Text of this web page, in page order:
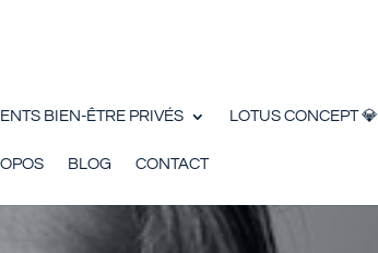
BIEN-ÊTRE PRIVÉS LOTUS CONCEPT 💎
BLOG CONTACT